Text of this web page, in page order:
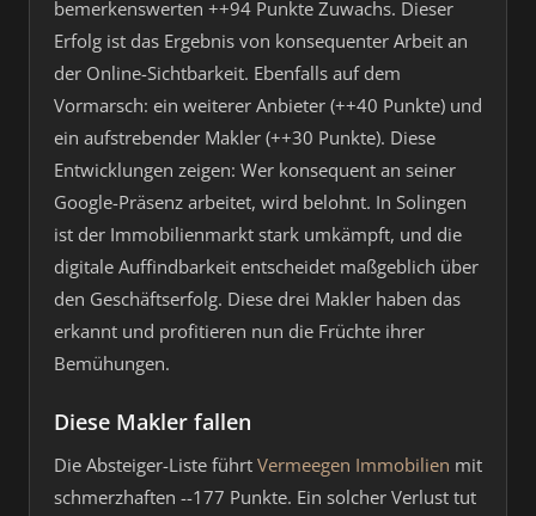
bemerkenswerten ++94 Punkte Zuwachs. Dieser
Erfolg ist das Ergebnis von konsequenter Arbeit an
der Online-Sichtbarkeit. Ebenfalls auf dem
Vormarsch: ein weiterer Anbieter (++40 Punkte) und
ein aufstrebender Makler (++30 Punkte). Diese
Entwicklungen zeigen: Wer konsequent an seiner
Google-Präsenz arbeitet, wird belohnt. In Solingen
ist der Immobilienmarkt stark umkämpft, und die
digitale Auffindbarkeit entscheidet maßgeblich über
den Geschäftserfolg. Diese drei Makler haben das
erkannt und profitieren nun die Früchte ihrer
Bemühungen.
Diese Makler fallen
Die Absteiger-Liste führt Vermeegen Immobilien mit
schmerzhaften --177 Punkte. Ein solcher Verlust tut